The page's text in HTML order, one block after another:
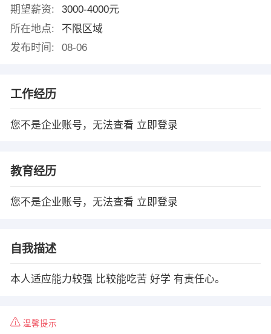
期望薪资:
3000-4000元
所在地点:
不限区域
发布时间:
08-06
工作经历
您不是企业账号，无法查看 立即登录
教育经历
您不是企业账号，无法查看 立即登录
自我描述
本人适应能力较强 比较能吃苦 好学 有责任心。
温馨提示